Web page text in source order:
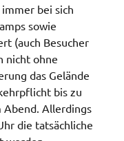
bei sich
sowie
(auch Besucher
nicht ohne
das Gelände
bis zu
Allerdings
die tatsächliche